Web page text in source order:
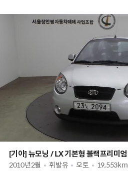
[기아] 뉴모닝 / LX 기본형 블랙프리미엄
2010년2월 휘발유 오토 19,553km